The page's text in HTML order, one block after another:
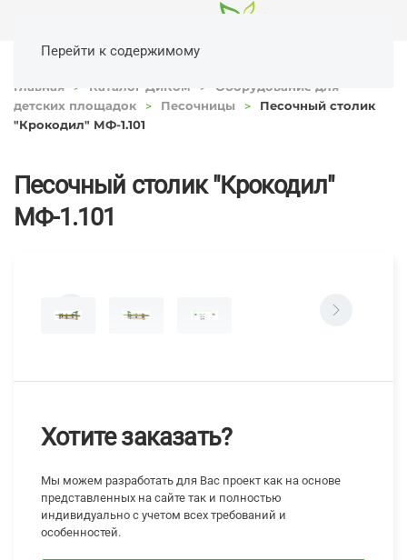
Перейти к содержимому
Главная Каталог ДиКом
Оборудование для
детских площадок
Песочницы
Песочный столик
"Крокодил" МФ-1.101
Песочный столик "Крокодил"
МФ-1.101
Хотите заказать?
Мы можем разработать для Вас проект как на основе
представленных на сайте так и полностью
индивидуально с учетом всех требований и
особенностей.